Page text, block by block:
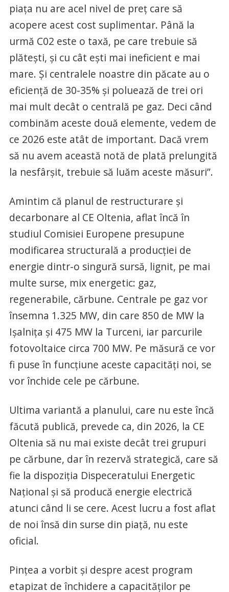
piața nu are acel nivel de preț care să
acopere acest cost suplimentar. Până la
urmă C02 este o taxă, pe care trebuie să
plătești, și cu cât ești mai ineficient e mai
mare. Și centralele noastre din păcate au o
eficiență de 30-35% și poluează de trei ori
mai mult decât o centrală pe gaz. Deci când
combinăm aceste două elemente, vedem de
ce 2026 este atât de important. Dacă vrem
să nu avem această notă de plată prelungită
la nesfârșit, trebuie să luăm aceste măsuri”.
Amintim că planul de restructurare și
decarbonare al CE Oltenia, aflat încă în
studiul Comisiei Europene presupune
modificarea structurală a producţiei de
energie dintr-o singură sursă, lignit, pe mai
multe surse, mix energetic: gaz,
regenerabile, cărbune. Centrale pe gaz vor
însemna 1.325 MW, din care 850 de MW la
Işalniţa şi 475 MW la Turceni, iar parcurile
fotovoltaice circa 700 MW. Pe măsură ce vor
fi puse în funcţiune aceste capacităţi noi, se
vor închide cele pe cărbune.
Ultima variantă a planului, care nu este încă
făcută publică, prevede ca, din 2026, la CE
Oltenia să nu mai existe decât trei grupuri
pe cărbune, dar în rezervă strategică, care să
fie la dispoziția Dispeceratului Energetic
Național și să producă energie electrică
atunci când li se cere. Acest lucru a fost aflat
de noi însă din surse din piață, nu este
oficial.
Pințea a vorbit și despre acest program
etapizat de închidere a capacităților pe